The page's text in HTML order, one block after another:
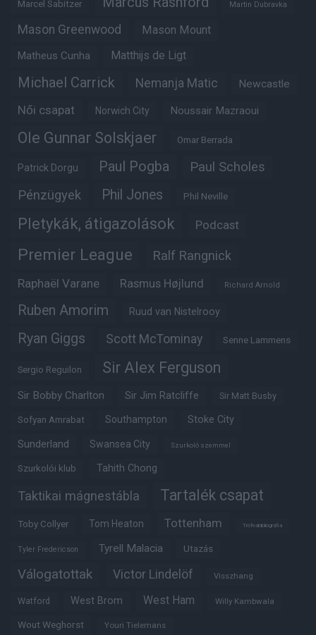
Marcel Sabitzer Martin Dubravka
Mason Greenwood Mason Mount
Matheus Cunha Matthijs de Ligt
Michael Carrick Nemanja Matic Newcastle
Női csapat Norwich City Noussair Mazraoui
Ole Gunnar Solskjaer Omar Berrada
Patrick Dorgu Paul Pogba Paul Scholes
Pénzügyek Phil Jones Phil Neville
Pletykák, átigazolások Podcast
Premier League Ralf Rangnick
Raphaël Varane Rasmus Højlund Richard Arnold
Ruben Amorim Ruud van Nistelrooy
Ryan Giggs Scott McTominay Senne Lammens
Sergio Reguilon Sir Alex Ferguson
Sir Bobby Charlton Sir Jim Ratcliffe Sir Matt Busby
Sofyan Amrabat Southampton Stoke City
Sunderland Swansea City Szurkoló szemmel
Szurkolói klub Tahith Chong
Taktikai mágnestábla Tartalék csapat
Toby Collyer Tom Heaton Tottenham Trófeabibliográfia
Tyler Fredericson Tyrell Malacia Utazás
Válogatottak Victor Lindelöf Visszhang
Watford West Brom West Ham Willy Kambwala
Wout Weghorst Youri Tielemans